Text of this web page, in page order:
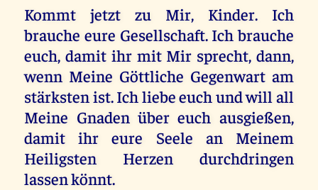
Kommt jetzt zu Mir, Kinder. Ich
brauche eure Gesellschaft. Ich brauche
euch, damit ihr mit Mir sprecht, dann,
wenn Meine Göttliche Gegenwart am
stärksten ist. Ich liebe euch und will all
Meine Gnaden über euch ausgießen,
damit ihr eure Seele an Meinem
Heiligsten Herzen durchdringen
lassen könnt.